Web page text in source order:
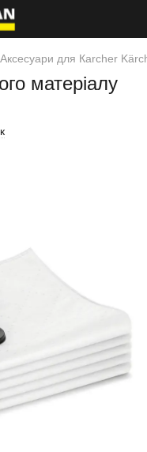
Аксесуари для Кarcher
матеріалу